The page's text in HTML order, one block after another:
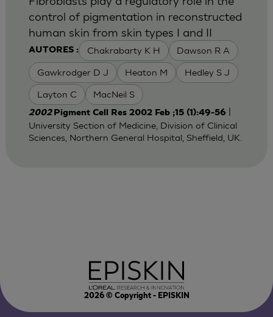
AUTORES : Chakrabarty K H Dawson R A
Gawkrodger D J Heaton M Hedley S J
Layton C MacNeil S
control of pigmentation in reconstructed
human skin from skin types I and II
2002 Pigment Cell Res 2002 Feb ;15 (1):49-56
University Section of Medicine, Division of Clinical
Sciences, Northern General Hospital, Sheffield, UK.
2026© Copyright - EPISKIN